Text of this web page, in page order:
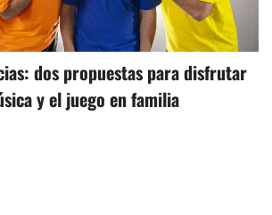
dos propuestas para disfrutar
y el juego en familia